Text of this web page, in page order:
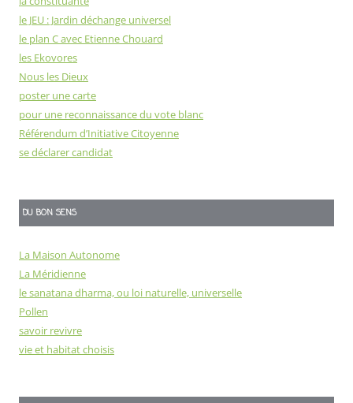
le JEU : Jardin déchange universel
le plan C avec Etienne Chouard
les Ekovores
Nous les Dieux
poster une carte
pour une reconnaissance du vote blanc
Référendum d’Initiative Citoyenne
se déclarer candidat
DU BON SENS
La Maison Autonome
La Méridienne
le sanatana dharma, ou loi naturelle, universelle
Pollen
savoir revivre
vie et habitat choisis